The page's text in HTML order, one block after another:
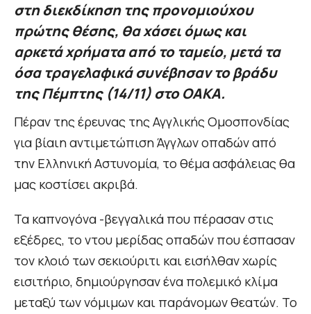
στη διεκδίκηση της προνομιούχου
πρώτης θέσης, θα χάσει όμως και
αρκετά χρήματα από το ταμείο, μετά τα
όσα τραγελαφικά συνέβησαν το βράδυ
της Πέμπτης (14/11) στο ΟΑΚΑ.
Πέραν της έρευνας της Αγγλικής Ομοσπονδίας
για βίαιη αντιμετώπιση Άγγλων οπαδών από
την Ελληνική Αστυνομία, το θέμα ασφάλειας θα
μας κοστίσει ακριβά.
Τα καπνογόνα -βεγγαλικά που πέρασαν στις
εξέδρες, το ντου μερίδας οπαδών που έσπασαν
τον κλοιό των σεκιούριτι και εισήλθαν χωρίς
εισιτήριο, δημιούργησαν ένα πολεμικό κλίμα
μεταξύ των νόμιμων και παράνομων θεατών. Το